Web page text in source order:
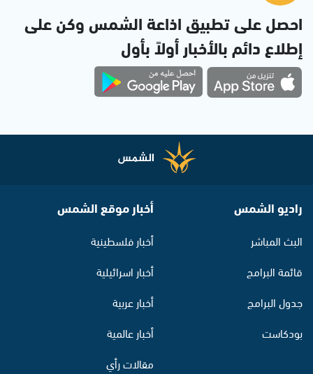
احصل على تطبيق اذاعة الشمس وكن على
إطلاع دائم بالأخبار أولاً بأول
راديو الشمس
البث المباشر
قائمة البرامج
جدول البرامج
بودكاست
أخبار موقع الشمس
أخبار فلسطينية
أخبار اسرائيلية
أخبار عربية
أخبار عالمية
مقالات رأي